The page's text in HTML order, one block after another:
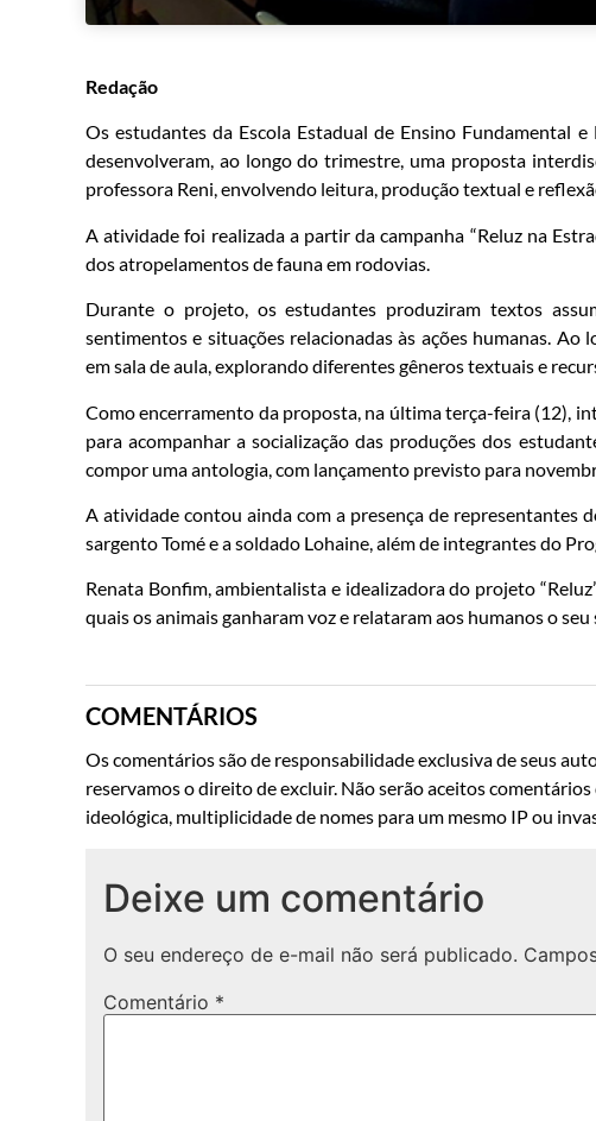
Redação
Os estudantes da Escola Estadual de Ensino Fundamental
desenvolveram, ao longo do trimestre, uma proposta
professora Reni, envolvendo leitura, produção textual e
A atividade foi realizada a partir da campanha “Reluz na
dos atropelamentos de fauna em rodovias.
Durante o projeto, os estudantes produziram textos
sentimentos e situações relacionadas às ações humanas.
em sala de aula, explorando diferentes gêneros textuais e
Como encerramento da proposta, na última terça-feira (12),
para acompanhar a socialização das produções dos
compor uma antologia, com lançamento previsto para
A atividade contou ainda com a presença de
sargento Tomé e a soldado Lohaine, além de integrantes do
Renata Bonfim, ambientalista e idealizadora do projeto
quais os animais ganharam voz e relataram aos humanos o
COMENTÁRIOS
Os comentários são de responsabilidade exclusiva de seus
reservamos o direito de excluir. Não serão aceitos
ideológica, multiplicidade de nomes para um mesmo IP ou
Deixe um comentário
O seu endereço de e-mail não será publicado.
Comentário *